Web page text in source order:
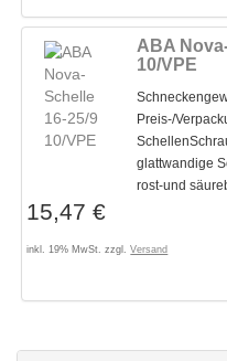
ABA
10/VPE
Preis-/
glattwandige
rost-und
15,47 €
inkl. 19% MwSt. zzgl.Versand